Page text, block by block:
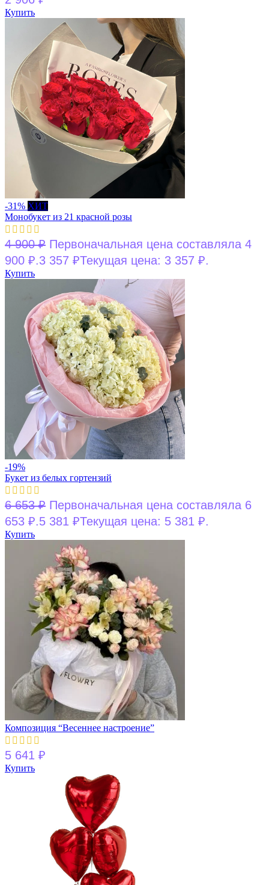
Купить
-31% ХИТ
Монобукет из 21 красной розы
4 900₽ Первоначальная цена составляла 4
900 ₽.3 357 ₽Текущая цена: 3 357 ₽.
Купить
-19%
Букет из белых гортензий
6 653₽ Первоначальная цена составляла 6
653 ₽.5 381 ₽Текущая цена: 5 381 ₽.
Купить
Композиция “Весеннее настроение”
5 641 ₽
Купить